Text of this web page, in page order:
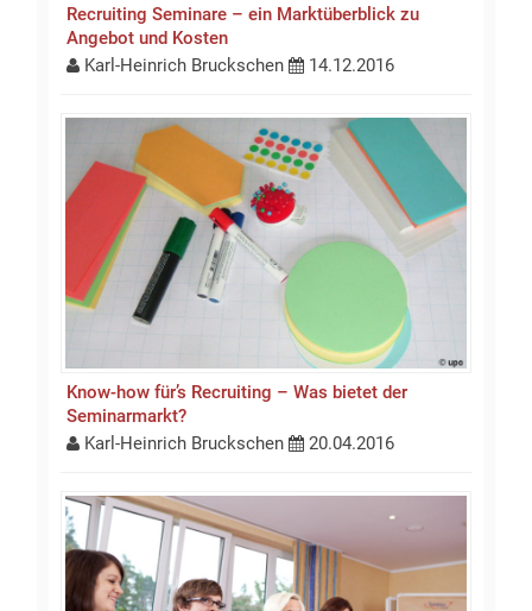
Recruiting Seminare – ein Marktüberblick zu
Angebot und Kosten
Karl-Heinrich Bruckschen
14.12.2016
Know-how für’s Recruiting – Was bietet der
Seminarmarkt?
Karl-Heinrich Bruckschen
20.04.2016